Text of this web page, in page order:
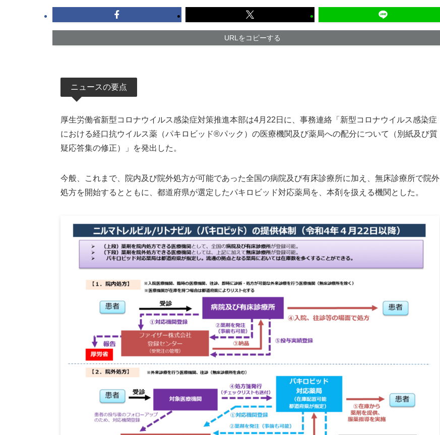
URLをコピーする
ニュースの要点
厚生労働省新型コロナウイルス感染症対策推進本部は4月22日に、事務連絡「新型コロナウイルス感染症
における経口抗ウイルス薬（パキロビッド®パック）の医療機関及び薬局への配分について（別紙及び質
疑応答集の修正）」を発出した。
今般、これまで、院内及び院外処方が可能であった全国の病院及び有床診療所に加え、無床診療所で院外
処方を開始するとともに、都道府県が選定したパキロビッド対応薬局を、本剤を扱える機関とした。